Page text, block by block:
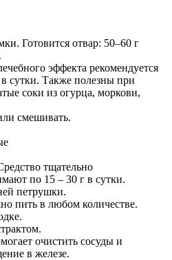
Готовится отвар: 50–60 г
эффекта рекомендуется
сутки. Также полезны при
соки из огурца, моркови,
смешивать.
тщательно
по 15 – 30 г в сутки.
петрушки.
пить в любом количестве.
очистить сосуды и
в железе.